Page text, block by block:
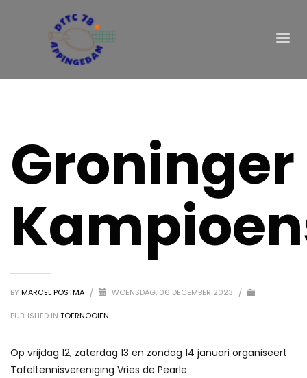
Groninger
BY MARCEL POSTMA / WOENSDAG, 06 DECEMBER 2023 /
PUBLISHED IN TOERNOOIEN
Op vrijdag 12, zaterdag 13 en zondag 14 januari organiseert
Tafeltennisvereniging Vries de Pearle